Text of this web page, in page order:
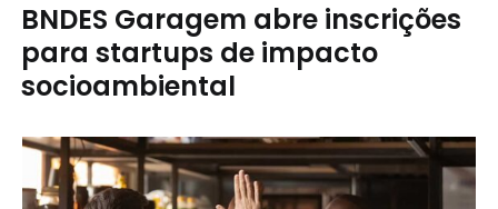
BNDES Garagem abre inscrições
para startups de impacto
socioambiental